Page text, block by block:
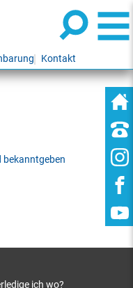
Kontakt
bekanntgeben
ich wo?